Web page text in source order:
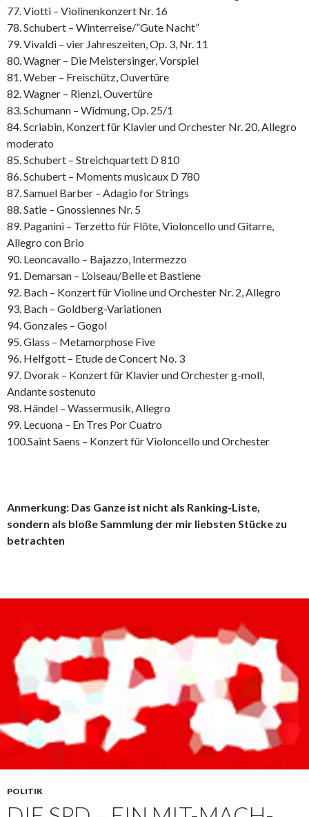
77. Viotti – Violinenkonzert Nr. 16
78. Schubert – Winterreise/”Gute Nacht”
79. Vivaldi – vier Jahreszeiten, Op. 3, Nr. 11
80. Wagner – Die Meistersinger, Vorspiel
81. Weber – Freischütz, Ouvertüre
82. Wagner – Rienzi, Ouvertüre
83. Schumann – Widmung, Op. 25/1
84. Scriabin, Konzert für Klavier und Orchester Nr. 20, Allegro
moderato
85. Schubert – Streichquartett D 810
86. Schubert – Moments musicaux D 780
87. Samuel Barber – Adagio for Strings
88. Satie – Gnossiennes Nr. 5
89. Paganini – Terzetto für Flöte, Violoncello und Gitarre,
Allegro con Brio
90. Leoncavallo – Bajazzo, Intermezzo
91. Demarsan – L’oiseau/Belle et Bastiene
92. Bach – Konzert für Violine und Orchester Nr. 2, Allegro
93. Bach – Goldberg-Variationen
94. Gonzales – Gogol
95. Glass – Metamorphose Five
96. Helfgott – Etude de Concert No. 3
97. Dvorak – Konzert für Klavier und Orchester g-moll,
Andante sostenuto
98. Händel – Wassermusik, Allegro
99. Lecuona – En Tres Por Cuatro
100.Saint Saens – Konzert für Violoncello und Orchester
Anmerkung: Das Ganze ist nicht als Ranking-Liste,
sondern als bloße Sammlung der mir liebsten Stücke zu
betrachten
POLITIK